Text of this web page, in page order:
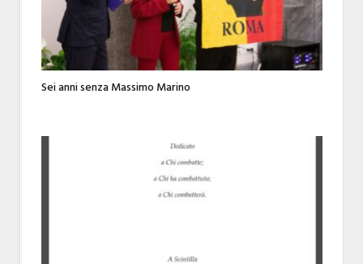
Sei anni senza Massimo Marino